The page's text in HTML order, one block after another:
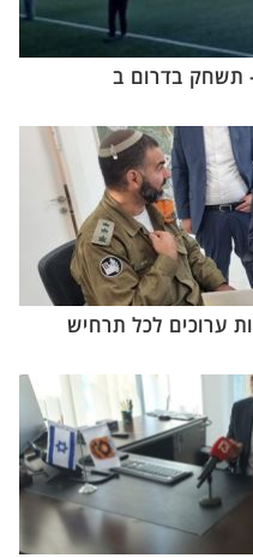
תשחק בדרום ב
ערוכים לכל תרחיש